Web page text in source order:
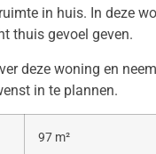
in huis. In deze
thuis gevoel geven.
deze woning en
in te plannen.
97 m²